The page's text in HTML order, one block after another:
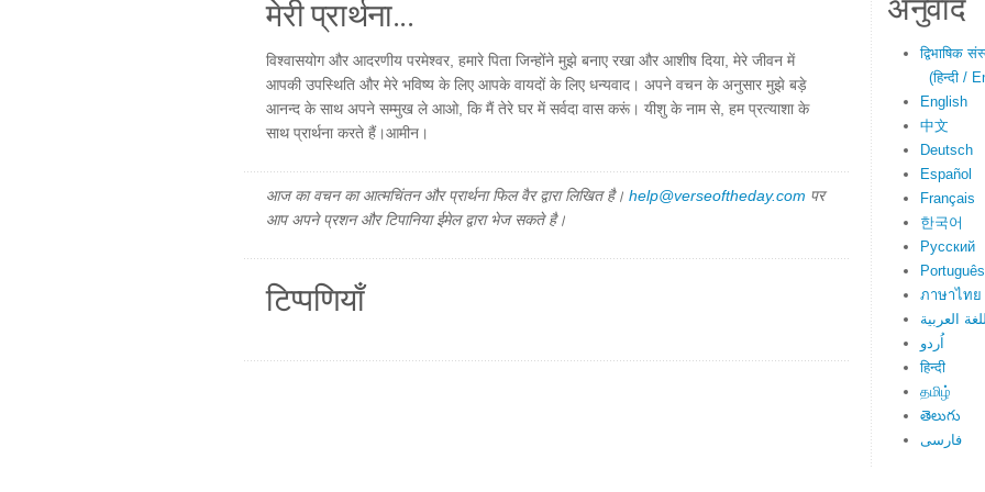
मेरी प्रार्थना...
विश्वासयोग और आदरणीय परमेश्वर, हमारे पिता जिन्होंने मुझे बनाए रखा और आशीष दिया, मेरे जीवन में
आपकी उपस्थिति और मेरे भविष्य के लिए आपके वायदों के लिए धन्यवाद। अपने वचन के अनुसार मुझे बड़े
आनन्द के साथ अपने सम्मुख ले आओ, कि मैं तेरे घर में सर्वदा वास करूं। यीशु के नाम से, हम प्रत्याशा के
साथ प्रार्थना करते हैं।आमीन।
आज का वचन का आत्मचिंतन और प्रार्थना फिल वैर द्वारा लिखित है। help@verseoftheday.com पर
आप अपने प्रशन और टिपानिया ईमेल द्वारा भेज सकते है।
टिप्पणियाँ
द्विभाषिक
(हिन्दी /
English
中文
Deutsch
Español
Français
한국어
Русский
Português
ภาษาไทย
العربية
اُردو
हिन्दी
தமிழ்
తెలుగు
فارسی